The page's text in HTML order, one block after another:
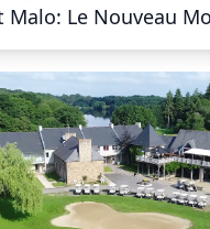
Malo: Le Nouveau